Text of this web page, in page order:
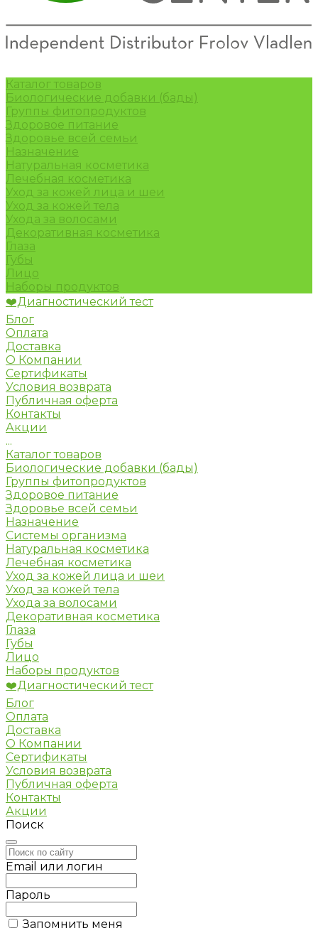
Каталог товаров
Биологические добавки (бады)
Группы фитопродуктов
Здоровое питание
Здоровье всей семьи
Назначение
Натуральная косметика
Лечебная косметика
Уход за кожей лица и шеи
Уход за кожей тела
Ухода за волосами
Декоративная косметика
Глаза
Губы
Лицо
Наборы продуктов
❤️Диагностический тест
Блог
Оплата
Доставка
О Компании
Сертификаты
Условия возврата
Публичная оферта
Контакты
Акции
...
Каталог товаров
Биологические добавки (бады)
Группы фитопродуктов
Здоровое питание
Здоровье всей семьи
Назначение
Системы организма
Натуральная косметика
Лечебная косметика
Уход за кожей лица и шеи
Уход за кожей тела
Ухода за волосами
Декоративная косметика
Глаза
Губы
Лицо
Наборы продуктов
❤️Диагностический тест
Блог
Оплата
Доставка
О Компании
Сертификаты
Условия возврата
Публичная оферта
Контакты
Акции
Поиск
Email или логин
Пароль
Запомнить меня